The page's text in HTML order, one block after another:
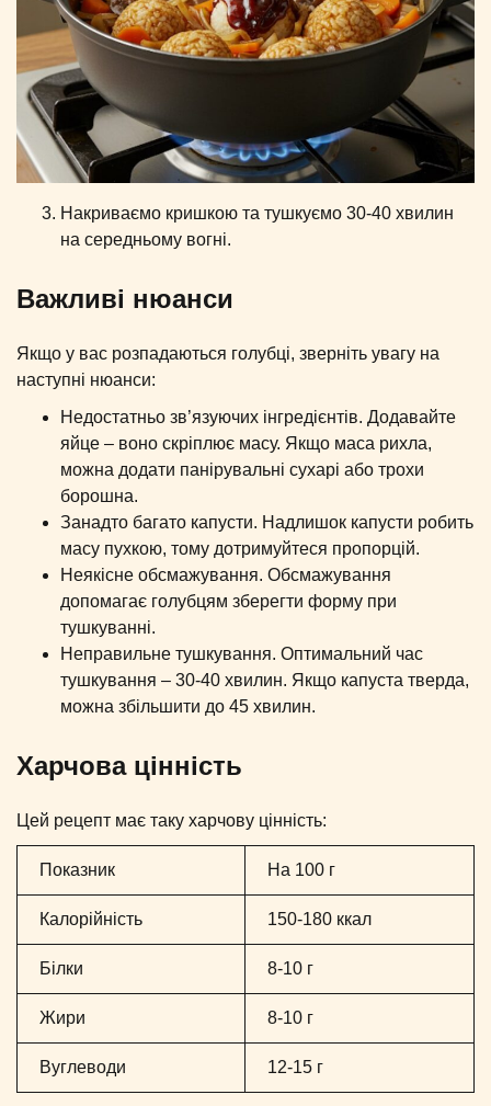
Накриваємо кришкою та тушкуємо 30-40 хвилин
на середньому вогні.
Важливі нюанси
Якщо у вас розпадаються голубці, зверніть увагу на
наступні нюанси:
Недостатньо зв’язуючих інгредієнтів. Додавайте
яйце – воно скріплює масу. Якщо маса рихла,
можна додати панірувальні сухарі або трохи
борошна.
Занадто багато капусти. Надлишок капусти робить
масу пухкою, тому дотримуйтеся пропорцій.
Неякісне обсмажування. Обсмажування
допомагає голубцям зберегти форму при
тушкуванні.
Неправильне тушкування. Оптимальний час
тушкування – 30-40 хвилин. Якщо капуста тверда,
можна збільшити до 45 хвилин.
Харчова цінність
Цей рецепт має таку харчову цінність:
Показник На 100 г
Калорійність 150-180 ккал
Білки 8-10 г
Жири 8-10 г
Вуглеводи 12-15 г